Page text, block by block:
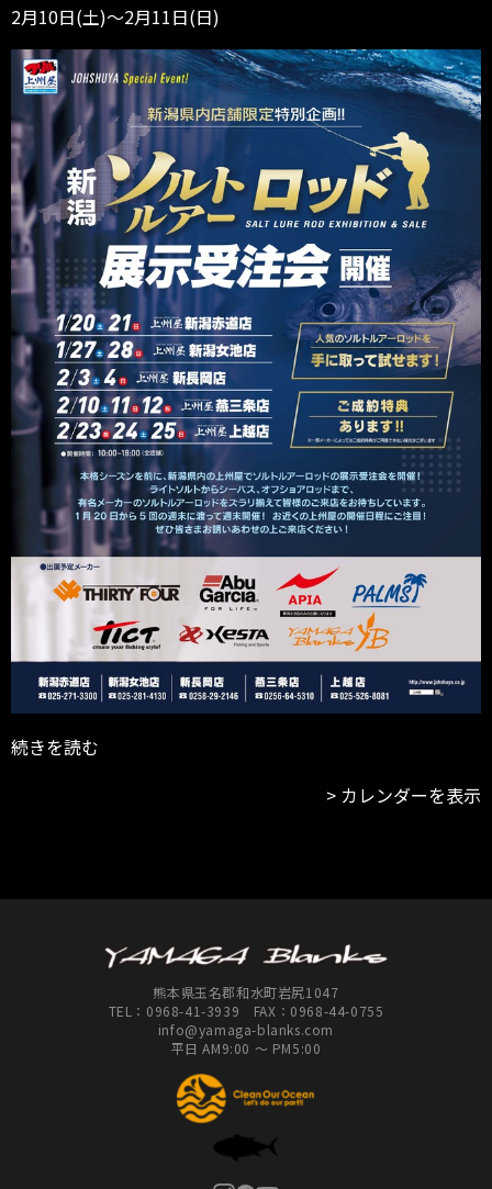
2月10日(土)～2月11日(日)
続きを読む
カレンダーを表示
熊本県玉名郡和水町岩尻1047
TEL： 0968-41-3939 FAX：0968-44-0755
info@yamaga-blanks.com
平日 AM9:00 ～ PM5:00